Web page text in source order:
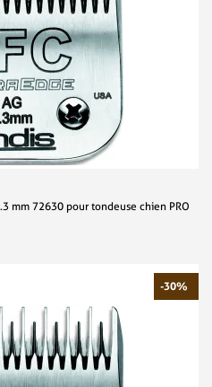
mm 72630 pour tondeuse chien PRO
-30%